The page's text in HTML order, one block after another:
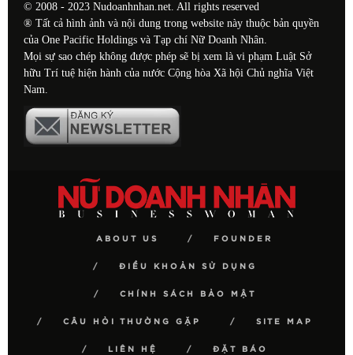
© 2008 - 2023 Nudoanhnhan.net. All rights reserved
® Tất cả hình ảnh và nội dung trong website này thuộc bản quyền
của One Pacific Holdings và Tạp chí Nữ Doanh Nhân.
Mọi sự sao chép không được phép sẽ bị xem là vi phạm Luật Sở
hữu Trí tuệ hiện hành của nước Cộng hòa Xã hội Chủ nghĩa Việt
Nam.
ABOUT US FOUNDER
ĐIỀU KHOẢN SỬ DỤNG
CHÍNH SÁCH BẢO MẬT
CÂU HỎI THƯỜNG GẶP SITE MAP
LIÊN HỆ ĐẶT BÁO